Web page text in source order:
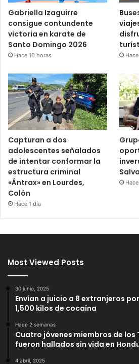
Gabriella Izaguirre
consigue contundente
victoria en karate de
Santo Domingo 2026
Hace 10 horas
Capturan a dos
adolescentes señalados
de intentar conformar la
estructura criminal
«Ántrax» en Lourdes,
Colón
Hace 1 día
Most Viewed Posts
30 junio, 2025
Envían a juicio a 8 extranjeros
1,500 kilos de cocaína
Hace 2 semanas
Cuatro jóvenes miembros de los
fueron hallados sin vida en
4 abril, 2025